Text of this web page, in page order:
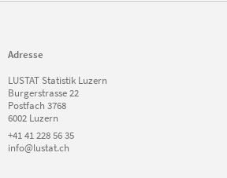
Adresse
LUSTAT Statistik Luzern
Burgerstrasse 22
Postfach 3768
6002 Luzern
+41 41 228 56 35
info@lustat.ch